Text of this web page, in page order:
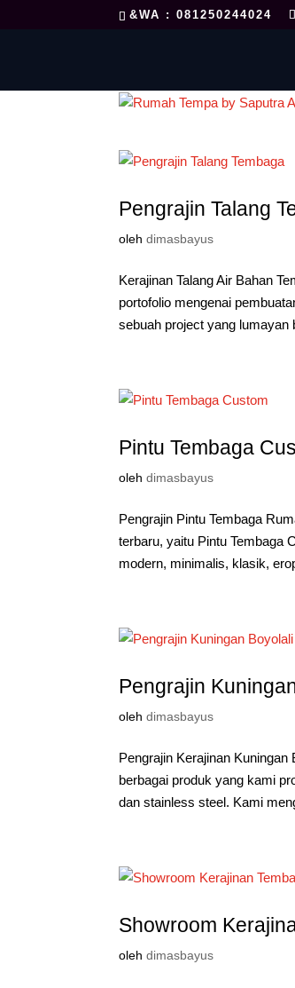
&WA : 081250244024
Pengrajin Talang
olehdimasbayus
Kerajinan Talang Air Bahan
portofolio mengenai
sebuah project yang lumayan
Pintu Tembaga
olehdimasbayus
Pengrajin Pintu Tembaga
terbaru, yaitu Pintu Tembaga
modern, minimalis, klasik,
Pengrajin
olehdimasbayus
Pengrajin Kerajinan
berbagai produk yang kami
dan stainless steel. Kami
Showroom
olehdimasbayus